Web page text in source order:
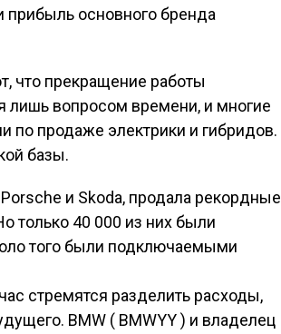
прибыль основного бренда
что прекращение работы
лишь вопросом времени, и многие
по продаже электрики и гибридов.
базы.
и Skoda, продала рекордные
только 40 000 из них были
того были подключаемыми
стремятся разделить расходы,
BMW ( BMWYY ) и владелец